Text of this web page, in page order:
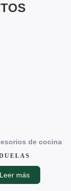
de cocina
Leer más